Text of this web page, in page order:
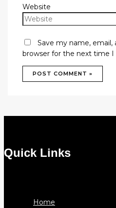
Website
Save my name, email,
browser for the next time
Quick Links
Home